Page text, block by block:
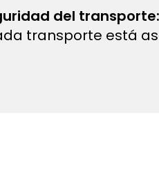
del transporte:
transporte está